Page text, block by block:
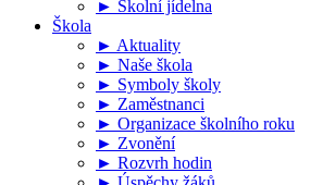
► Školní jídelna
Škola
► Aktuality
► Naše škola
► Symboly školy
► Zaměstnanci
► Organizace školního roku
► Zvonění
► Rozvrh hodin